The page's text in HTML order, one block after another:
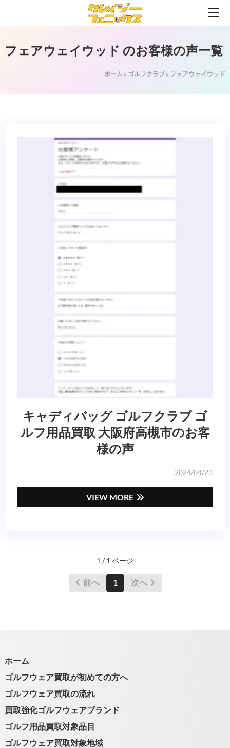
フェアウェイウッド のお客様の声一覧
ホーム » ゴルフクラブ» フェアウェイウッド
キャディバッグ ゴルフクラブ ゴ
ルフ用品買取 大阪府高槻市のお客
様の声
2024/04/23
VIEW MORE
1 / 1 ページ
前へ 1 次へ
ホーム
ゴルフウェア買取が初めての方へ
ゴルフウェア買取の流れ
買取強化ゴルフウェアブランド
ゴルフ用品買取対象品目
ゴルフウェア買取対象地域